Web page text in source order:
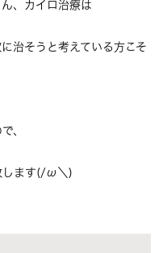
、カイロ治療は
治そうと考えている方こそ
、
します(/ω＼)